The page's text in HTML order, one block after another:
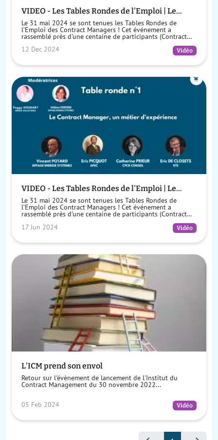
VIDEO - Les Tables Rondes de l'Emploi | Le
Contract Manager de formation initiale existe-
t-il ?
Le 31 mai 2024 se sont tenues les Tables Rondes de
l’Emploi des Contract Managers ! Cet événement a
rassemblé près d'une centaine de participants (Contract
12 Dec 2024 Vidéo
VIDEO - Les Tables Rondes de l'Emploi | Le
métier de Contract Manager est-il un métier
d'expérience ?
Le 31 mai 2024 se sont tenues les Tables Rondes de
l’Emploi des Contract Managers ! Cet événement a
rassemblé près d'une centaine de participants (Contract
17 Jun 2024 Vidéo
L'ICM prend son envol
Retour sur l'évènement de lancement de l'Institut du
Contract Management du 30 novembre 2022...
05 Feb 2024 Vidéo